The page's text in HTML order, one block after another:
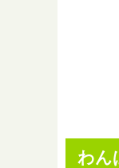
わん